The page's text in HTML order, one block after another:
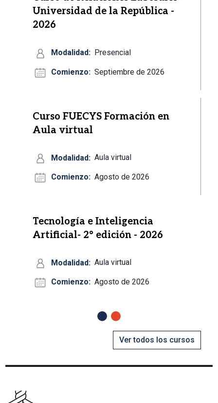
Universidad de la República -
2026
Modalidad: Presencial
Comienzo: Septiembre de 2026
Curso FUECYS Formación en
Aula virtual
Modalidad: Aula virtual
Comienzo: Agosto de 2026
Tecnología e Inteligencia
Artificial- 2° edición - 2026
Modalidad: Aula virtual
Comienzo: Agosto de 2026
Ver todos los cursos